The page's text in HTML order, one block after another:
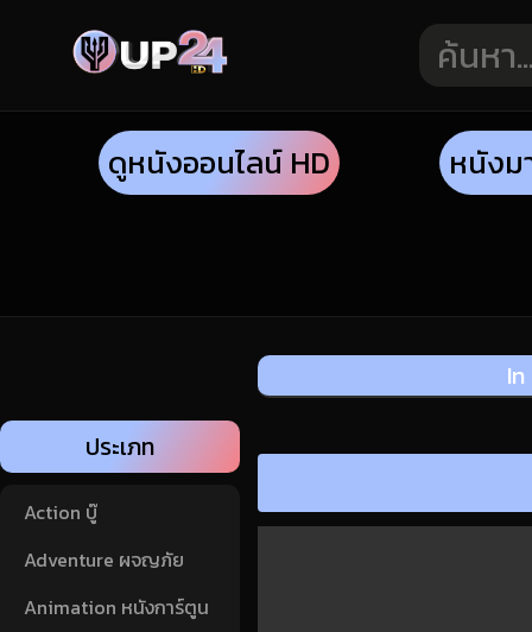
ดูหนังออนไลน์ HD หนังม
ประเภท
Action บู๊
Adventure ผจญภัย
Animation หนังการ์ตูน